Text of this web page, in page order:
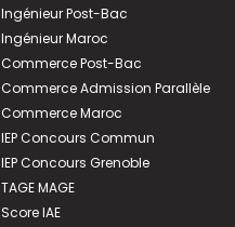
Ingénieur Post-Bac
Ingénieur Maroc
Commerce Post-Bac
Commerce Admission Parallèle
Commerce Maroc
IEP Concours Commun
IEP Concours Grenoble
TAGE MAGE
Score IAE